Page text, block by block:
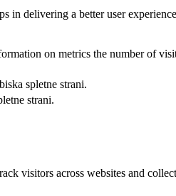
in delivering a better user
on metrics the number of
spletne strani.
strani.
visitors across websites and